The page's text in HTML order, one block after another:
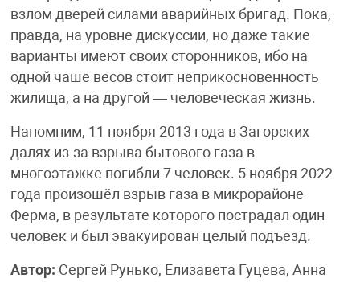
взлом дверей силами аварийных бригад. Пока,
правда, на уровне дискуссии, но даже такие
варианты имеют своих сторонников, ибо на
одной чаше весов стоит неприкосновенность
жилища, а на другой — человеческая жизнь.
Напомним, 11 ноября 2013 года в Загорских
далях из-за взрыва бытового газа в
многоэтажке погибли 7 человек. 5 ноября 2022
года произошёл взрыв газа в микрорайоне
Ферма, в результате которого пострадал один
человек и был эвакуирован целый подъезд.
Автор: Сергей Рунько, Елизавета Гуцева, Анна